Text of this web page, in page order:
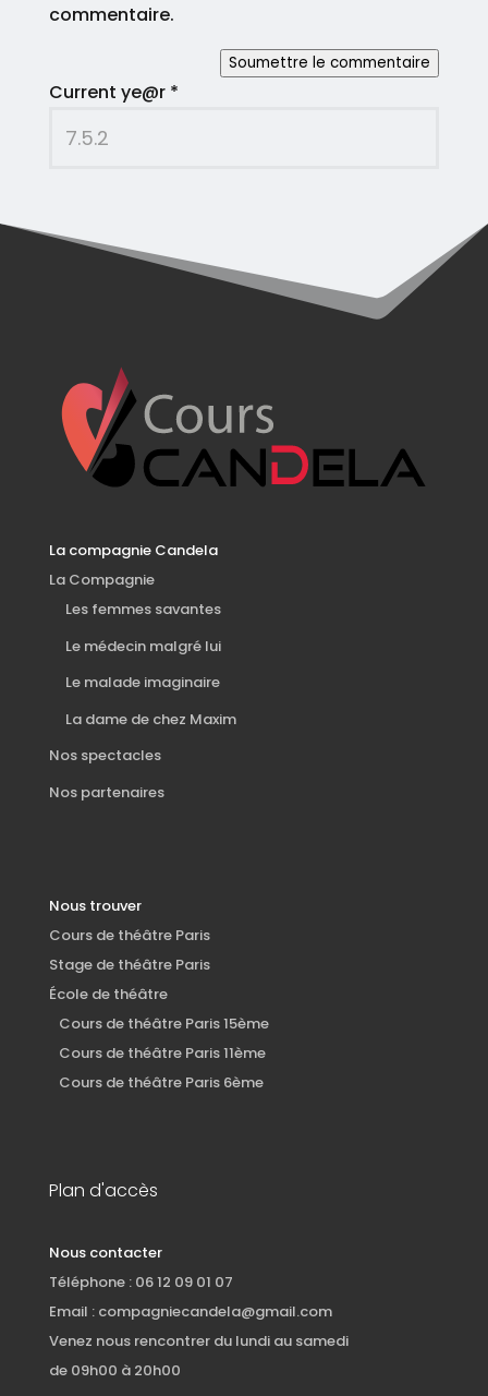
commentaire.
Soumettre le commentaire
Current ye@r *
La compagnie Candela
La Compagnie
Les femmes savantes
Le médecin malgré lui
Le malade imaginaire
La dame de chez Maxim
Nos spectacles
Nos partenaires
Nous trouver
Cours de théâtre Paris
Stage de théâtre Paris
École de théâtre
Cours de théâtre Paris 15ème
Cours de théâtre Paris 11ème
Cours de théâtre Paris 6ème
Plan d'accès
Nous contacter
Téléphone : 06 12 09 01 07
Email : compagniecandela@gmail.com
Venez nous rencontrer du lundi au samedi
de 09h00 à 20h00